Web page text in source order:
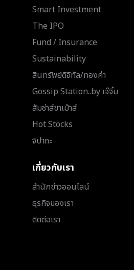
Smart Investment
The IPO
Fund / Insurance
Sustainability
สินทรัพย์ดิจิทัล/ทองคำ
Gossip Station..by เจ๊จิ๋ม
ส้มซ่าส์ขาเม้าส์
Hot Stocks
จิปาถะ
เกี่ยวกับเรา
สำนักข่าวออนไลน์
ธุรกิจของเรา
ติดต่อเรา